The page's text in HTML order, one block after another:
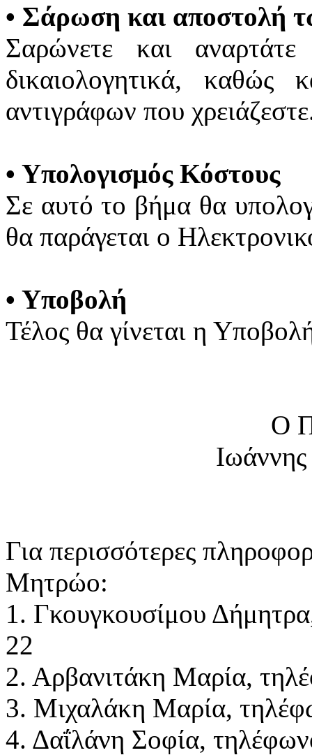
• Σάρωση και αποστολή
Σαρώνετε και
δικαιολογητικά, καθώς
αντιγράφων που
• Υπολογισμός Κόστους
Σε αυτό το βήμα θα
θα παράγεται ο
• Υποβολή
Τέλος θα γίνεται η
Ο
Για περισσότερες
Μητρώο:
1. Γκουγκουσίμου
22
2. Αρβανιτάκη Μαρία,
3. Μιχαλάκη Μαρία,
4. Δαΐλάνη Σοφία,